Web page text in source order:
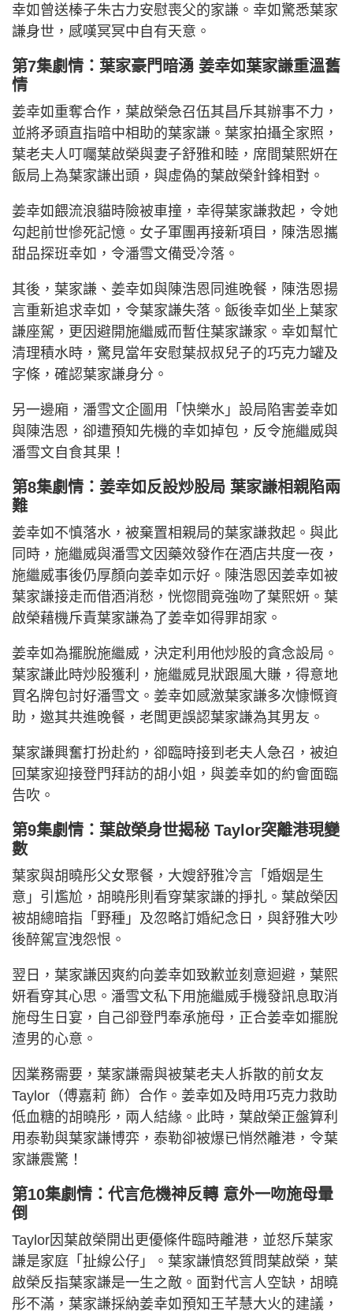
幸如曾送榛子朱古力安慰喪父的家謙。幸如驚悉葉家
謙身世，感嘆冥冥中自有天意。
第7集劇情：葉家豪門暗湧 姜幸如葉家謙重溫舊
情
姜幸如重奪合作，葉啟榮急召伍其昌斥其辦事不力，
並將矛頭直指暗中相助的葉家謙。葉家拍攝全家照，
葉老夫人叮囑葉啟榮與妻子舒雅和睦，席間葉熙妍在
飯局上為葉家謙出頭，與虛偽的葉啟榮針鋒相對。
姜幸如餵流浪貓時險被車撞，幸得葉家謙救起，令她
勾起前世慘死記憶。女子軍團再接新項目，陳浩恩攜
甜品探班幸如，令潘雪文備受冷落。
其後，葉家謙、姜幸如與陳浩恩同進晚餐，陳浩恩揚
言重新追求幸如，令葉家謙失落。飯後幸如坐上葉家
謙座駕，更因避開施繼威而暫住葉家謙家。幸如幫忙
清理積水時，驚見當年安慰葉叔叔兒子的巧克力罐及
字條，確認葉家謙身分。
另一邊廂，潘雪文企圖用「快樂水」設局陷害姜幸如
與陳浩恩，卻遭預知先機的幸如掉包，反令施繼威與
潘雪文自食其果！
第8集劇情：姜幸如反設炒股局 葉家謙相親陷兩
難
姜幸如不慎落水，被棄置相親局的葉家謙救起。與此
同時，施繼威與潘雪文因藥效發作在酒店共度一夜，
施繼威事後仍厚顏向姜幸如示好。陳浩恩因姜幸如被
葉家謙接走而借酒消愁，恍惚間竟強吻了葉熙妍。葉
啟榮藉機斥責葉家謙為了姜幸如得罪胡家。
姜幸如為擺脫施繼威，決定利用他炒股的貪念設局。
葉家謙此時炒股獲利，施繼威見狀跟風大賺，得意地
買名牌包討好潘雪文。姜幸如感激葉家謙多次慷慨資
助，邀其共進晚餐，老闆更誤認葉家謙為其男友。
葉家謙興奮打扮赴約，卻臨時接到老夫人急召，被迫
回葉家迎接登門拜訪的胡小姐，與姜幸如的約會面臨
告吹。
第9集劇情：葉啟榮身世揭秘 Taylor突離港現變
數
葉家與胡曉彤父女聚餐，大嫂舒雅冷言「婚姻是生
意」引尷尬，胡曉彤則看穿葉家謙的掙扎。葉啟榮因
被胡總暗指「野種」及忽略訂婚紀念日，與舒雅大吵
後醉駕宣洩怨恨。
翌日，葉家謙因爽約向姜幸如致歉並刻意迴避，葉熙
妍看穿其心思。潘雪文私下用施繼威手機發訊息取消
施母生日宴，自己卻登門奉承施母，正合姜幸如擺脫
渣男的心意。
因業務需要，葉家謙需與被葉老夫人拆散的前女友
Taylor（傅嘉莉 飾）合作。姜幸如及時用巧克力救助
低血糖的胡曉彤，兩人結緣。此時，葉啟榮正盤算利
用泰勒與葉家謙博弈，泰勒卻被爆已悄然離港，令葉
家謙震驚！
第10集劇情：代言危機神反轉 意外一吻施母暈
倒
Taylor因葉啟榮開出更優條件臨時離港，並怒斥葉家
謙是家庭「扯線公仔」。葉家謙憤怒質問葉啟榮，葉
啟榮反指葉家謙是一生之敵。面對代言人空缺，胡曉
彤不滿，葉家謙採納姜幸如預知王芊慧大火的建議，